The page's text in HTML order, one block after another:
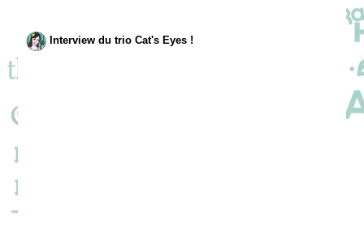
Interview du trio Cat's Eyes !